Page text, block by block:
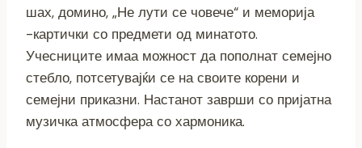
шах, домино, „Не лути се човече“ и меморија
-картички со предмети од минатото.
Учесниците имаа можност да пополнат семејно
стебло, потсетувајќи се на своите корени и
семејни приказни. Настанот заврши со пријатна
музичка атмосфера со хармоника.